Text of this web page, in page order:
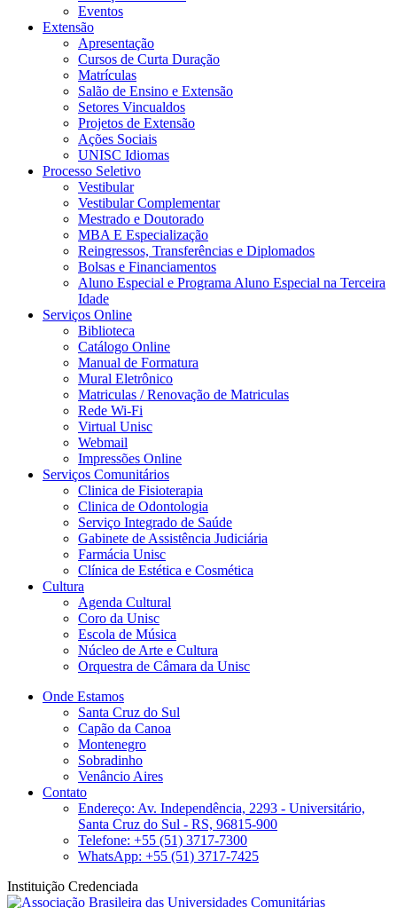
Eventos
Extensão
Apresentação
Cursos de Curta Duração
Matrículas
Salão de Ensino e Extensão
Setores Vincualdos
Projetos de Extensão
Ações Sociais
UNISC Idiomas
Processo Seletivo
Vestibular
Vestibular Complementar
Mestrado e Doutorado
MBA E Especialização
Reingressos, Transferências e Diplomados
Bolsas e Financiamentos
Aluno Especial e Programa Aluno Especial na Terceira
Idade
Serviços Online
Biblioteca
Catálogo Online
Manual de Formatura
Mural Eletrônico
Matriculas / Renovação de Matriculas
Rede Wi-Fi
Virtual Unisc
Webmail
Impressões Online
Serviços Comunitários
Clinica de Fisioterapia
Clinica de Odontologia
Serviço Integrado de Saúde
Gabinete de Assistência Judiciária
Farmácia Unisc
Clínica de Estética e Cosmética
Cultura
Agenda Cultural
Coro da Unisc
Escola de Música
Núcleo de Arte e Cultura
Orquestra de Câmara da Unisc
Onde Estamos
Santa Cruz do Sul
Capão da Canoa
Montenegro
Sobradinho
Venâncio Aires
Contato
Endereço: Av. Independência, 2293 - Universitário,
Santa Cruz do Sul - RS, 96815-900
Telefone: +55 (51) 3717-7300
WhatsApp: +55 (51) 3717-7425
Instituição Credenciada